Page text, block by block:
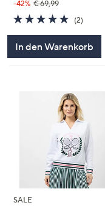
-42% € 69,99
5.0
von
5
(2)
In den Warenkorb
SALE